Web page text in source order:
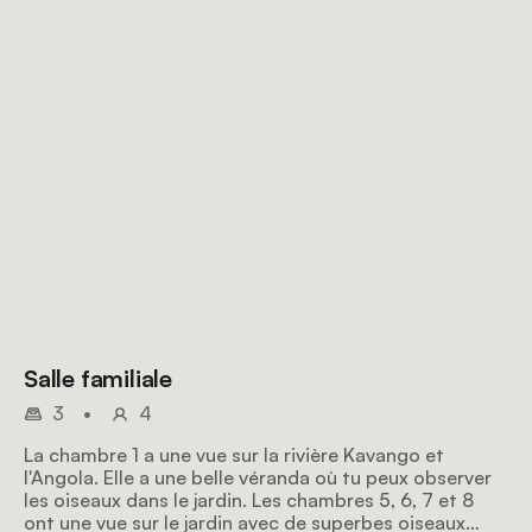
Salle familiale
3 •
4
La chambre 1 a une vue sur la rivière Kavango et
l'Angola. Elle a une belle véranda où tu peux observer
les oiseaux dans le jardin. Les chambres 5, 6, 7 et 8
ont une vue sur le jardin avec de superbes oiseaux